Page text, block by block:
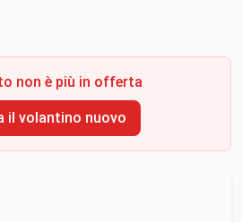
non è più in offerta
il volantino nuovo